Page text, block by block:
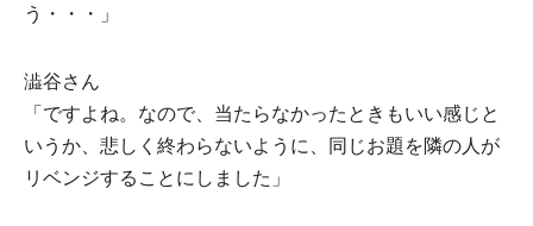
う・・・」
澁⾕さん
「ですよね。なので、当たらなかったときもいい感じと
いうか、悲しく終わらないように、同じお題を隣の⼈が
リベンジすることにしました」